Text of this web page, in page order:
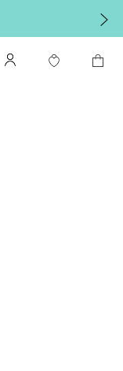
エリーで夏のスタイリング